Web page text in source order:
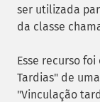
ser utilizada
da classe
Esse recurso
Tardias" de
"Vinculação